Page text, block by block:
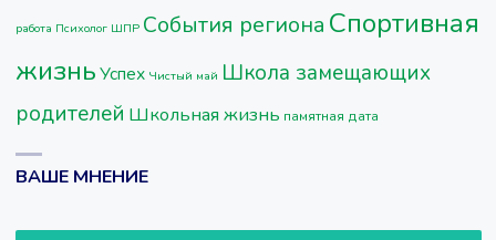
работа Психолог ШПР События региона Спортивная
жизньУспех Чистый май Школа замещающих
родителей Школьная жизнь памятная дата
ВАШЕ МНЕНИЕ